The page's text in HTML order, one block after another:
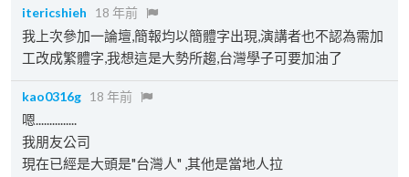
itericshieh
18 年前
我上次參加一論壇,簡報均以簡體字出現,演講者也不認為需加
工改成繁體字,我想這是大勢所趨,台灣學子可要加油了
kao0316g 18 年前
嗯...............
我朋友公司
現在已經是大頭是"台灣人" ,其他是當地人拉